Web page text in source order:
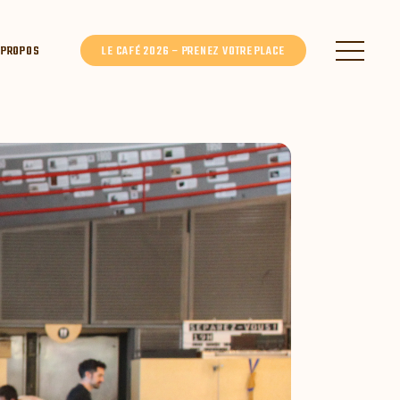
LE CAFÉ 2026 – PRENEZ VOTRE PLACE